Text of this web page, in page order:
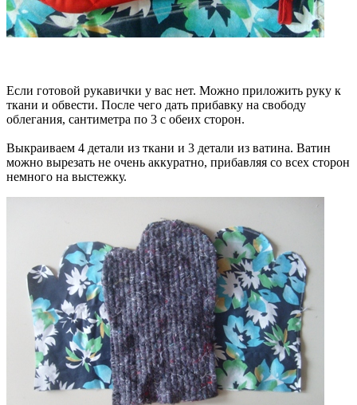
Если готовой рукавички у вас нет. Можно приложить руку к
ткани и обвести. После чего дать прибавку на свободу
облегания, сантиметра по 3 с обеих сторон.
Выкраиваем 4 детали из ткани и 3 детали из ватина. Ватин
можно вырезать не очень аккуратно, прибавляя со всех сторон
немного на выстежку.